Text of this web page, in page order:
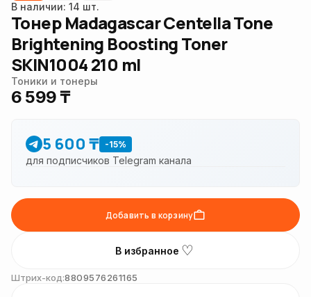
В наличии: 14 шт.
Тонер Madagascar Centella Tone
Brightening Boosting Toner
SKIN1004 210 ml
Тоники и тонеры
6 599 ₸
5 600 ₸ -15%
для подписчиков Telegram канала
Добавить в корзину
В избранное ♡
Штрих-код:8809576261165